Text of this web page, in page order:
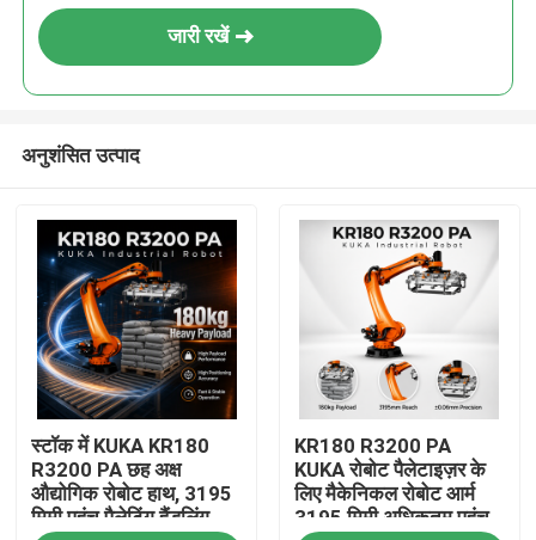
जारी रखें
अनुशंसित उत्पाद
स्टॉक में KUKA KR180
R3200 PA छह अक्ष
औद्योगिक रोबोट हाथ, 3195
मिमी पहुंच पैलेटिंग हैंडलिंग
KR180 R3200 PA
KUKA रोबोट पैलेटाइज़र के
लिए मैकेनिकल रोबोट आर्म
3195 मिमी अधिकतम पहुंच